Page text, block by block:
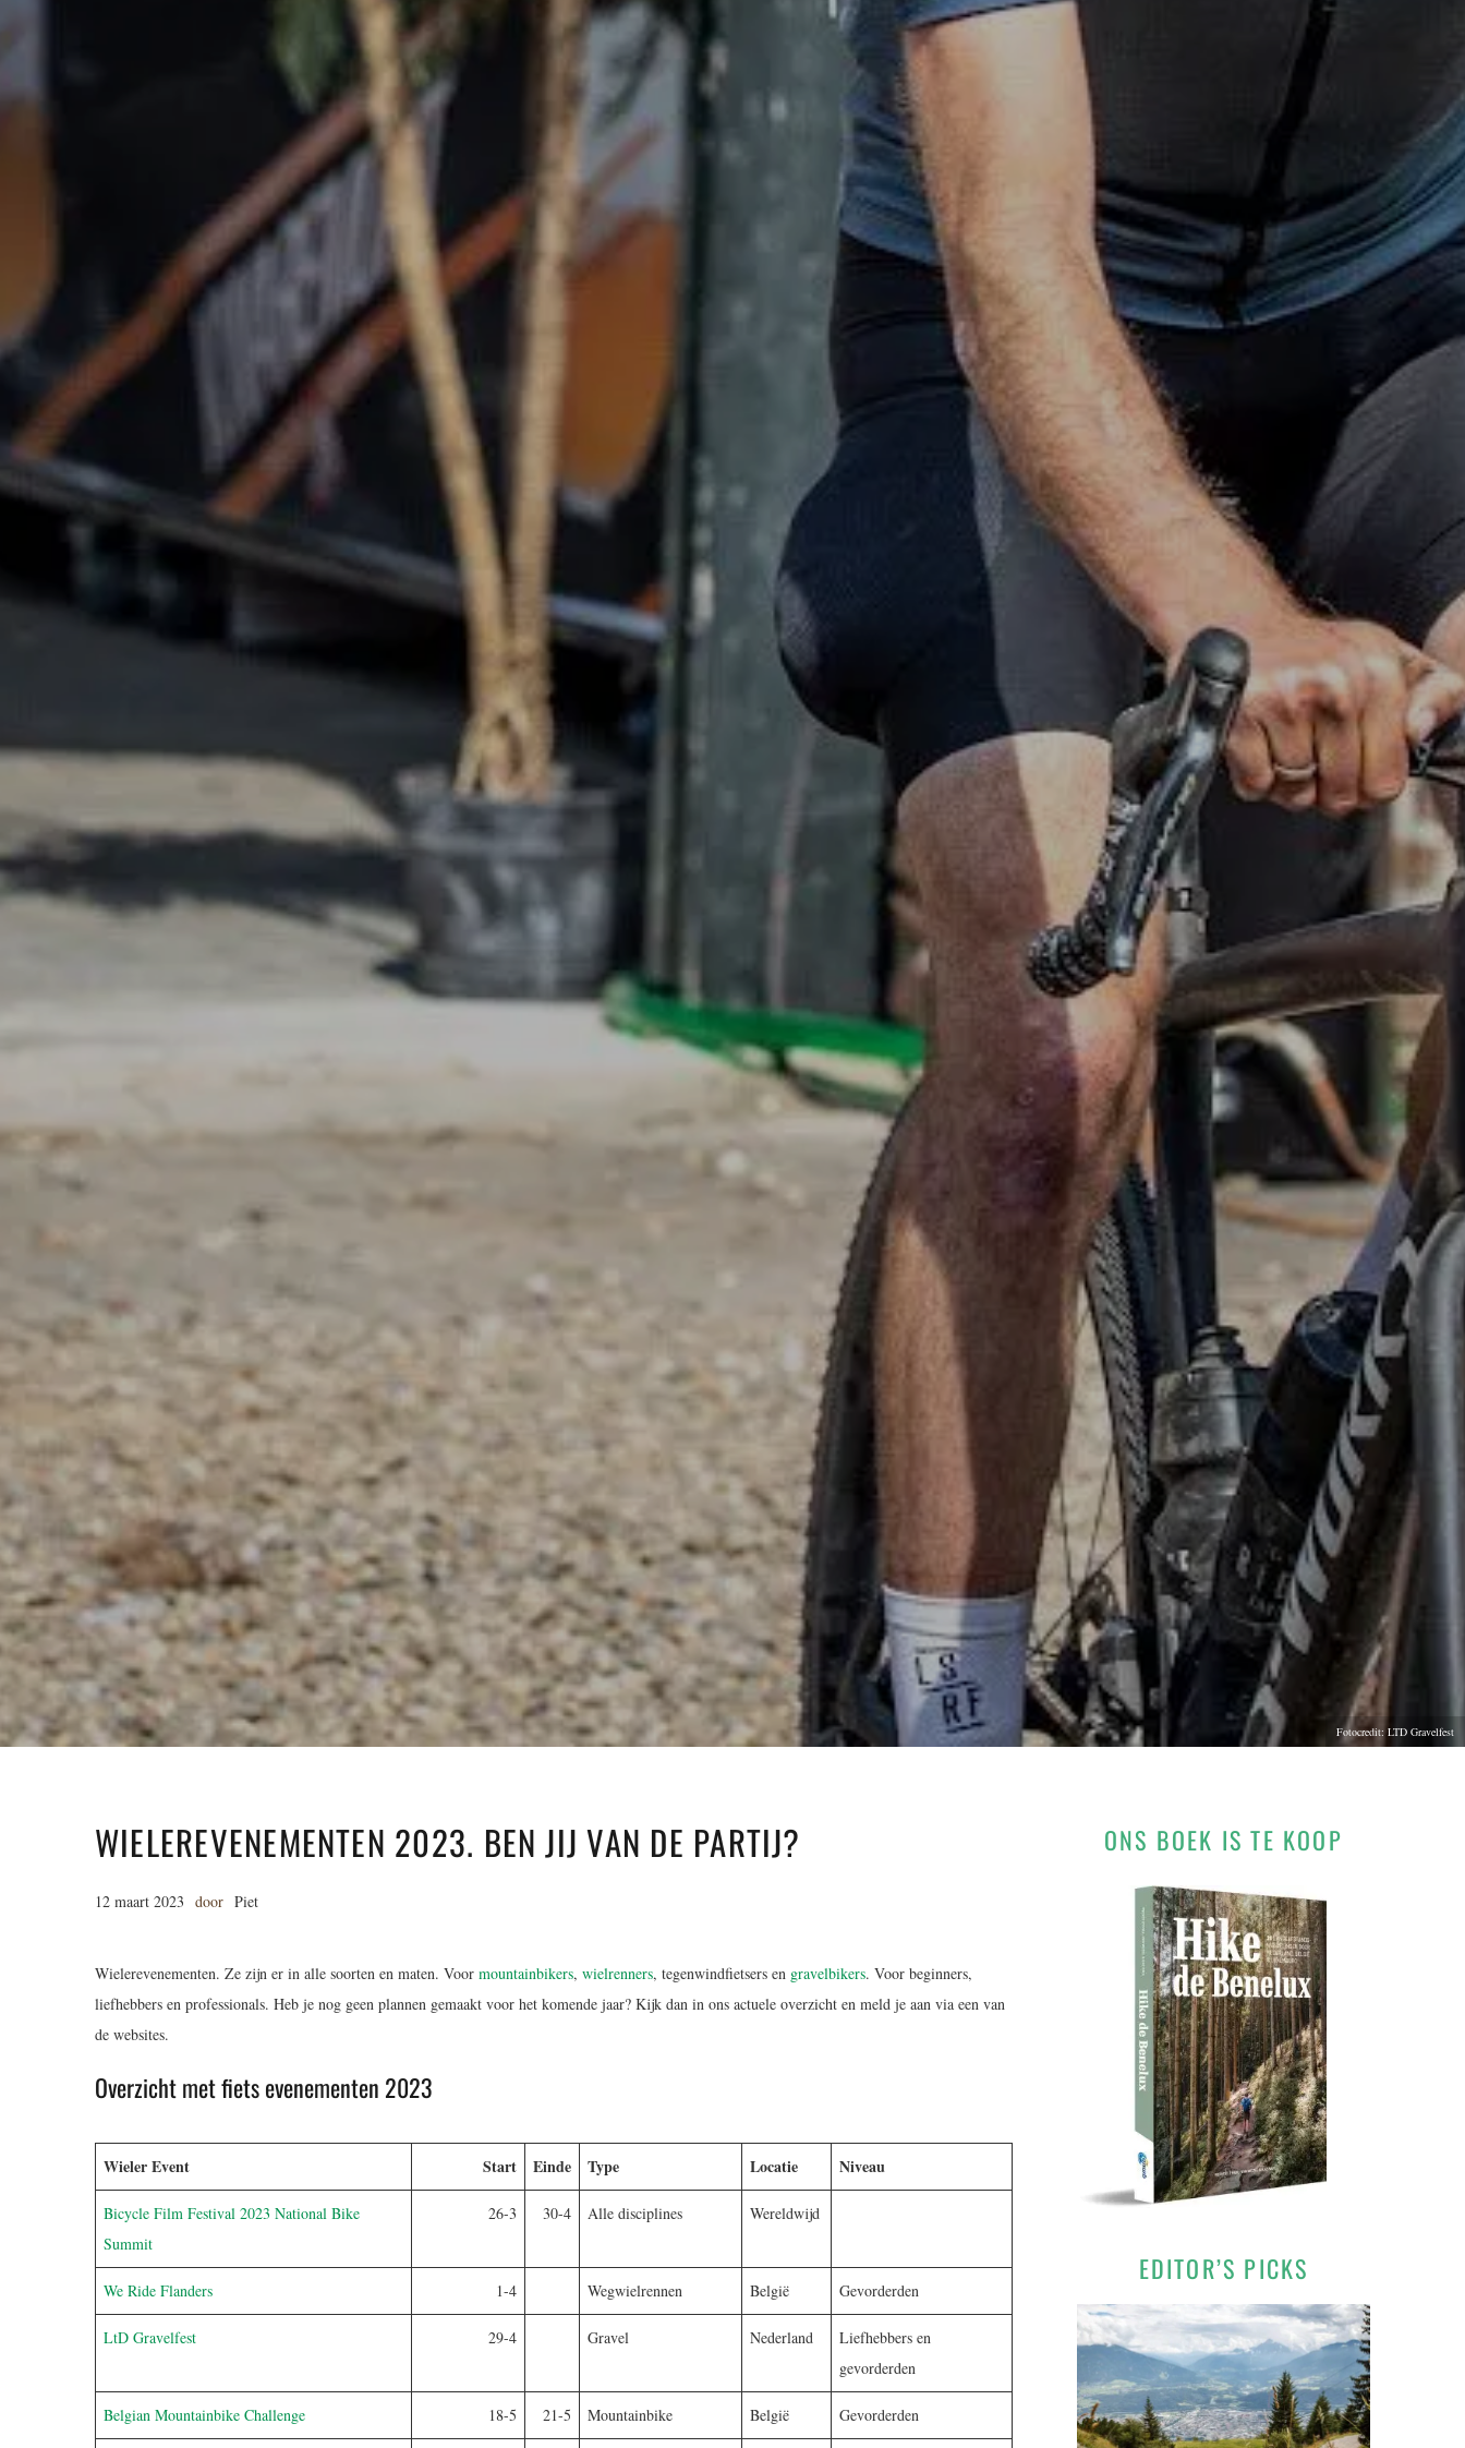
Fotocredit: LTD Gravelfest
WIELEREVENEMENTEN 2023. BEN JIJ VAN DE PARTIJ?
12 maart 2023 door Piet
Wielerevenementen. Ze zijn er in alle soorten en maten. Voor mountainbikers, wielrenners, tegenwindfietsers en gravelbikers. Voor beginners,
liefhebbers en professionals. Heb je nog geen plannen gemaakt voor het komende jaar? Kijk dan in ons actuele overzicht en meld je aan via een van
de websites.
Overzicht met fiets evenementen 2023
Wieler Event Start Einde Type Locatie Niveau
Bicycle Film Festival 2023 National Bike
Summit
26-3 30-4 Alle disciplines Wereldwijd
We Ride Flanders 1-4 Wegwielrennen België Gevorderden
LtD Gravelfest 29-4 Gravel Nederland
Liefhebbers en
gevorderden
Belgian Mountainbike Challenge 18-5 21-5 Mountainbike België Gevorderden
ONS BOEK IS TE KOOP
EDITOR’S PICKS